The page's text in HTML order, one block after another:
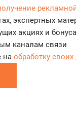
экспертных
акциях и
каналам связи
на обработку